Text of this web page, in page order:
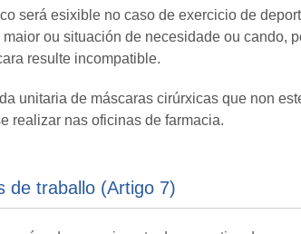
será esixible no caso de exercicio de
maior ou situación de necesidade ou cando,
resulte incompatible.
unitaria de máscaras cirúrxicas que non
realizar nas oficinas de farmacia.
de traballo (Artigo 7)